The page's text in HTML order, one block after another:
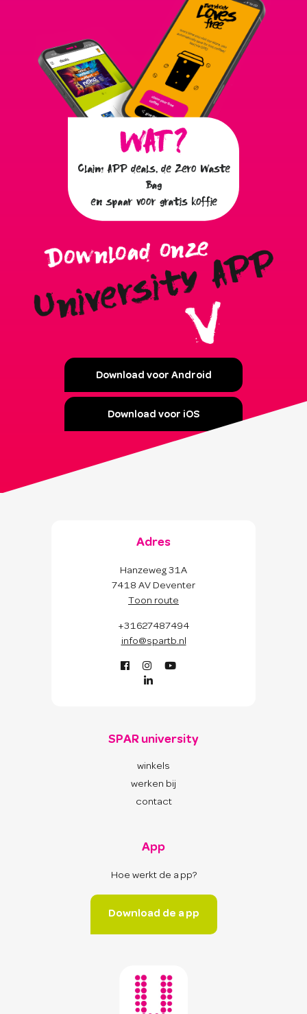
Claim APP deals, de Zero Waste
Bag
en spaar voor gratis koffie
Download voor Android
Download voor iOS
Adres
Hanzeweg 31A
7418 AV Deventer
Toon route
+31627487494
info@spartb.nl
SPAR university
winkels
werken bij
contact
App
Hoe werkt de app?
Download de app